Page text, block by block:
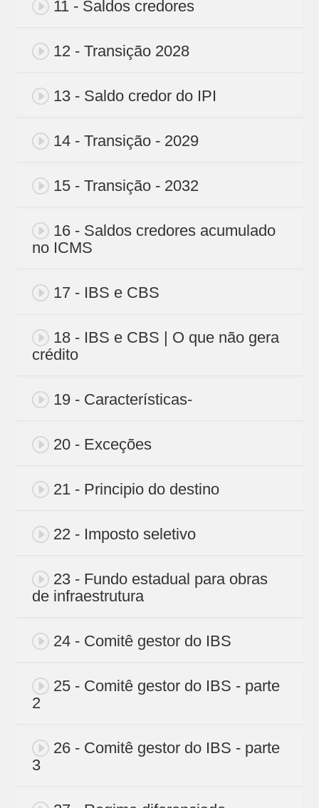
11 - Saldos credores
12 - Transição 2028
13 - Saldo credor do IPI
14 - Transição - 2029
15 - Transição - 2032
16 - Saldos credores acumulado
no ICMS
17 - IBS e CBS
18 - IBS e CBS | O que não gera
crédito
19 - Características-
20 - Exceções
21 - Principio do destino
22 - Imposto seletivo
23 - Fundo estadual para obras
de infraestrutura
24 - Comitê gestor do IBS
25 - Comitê gestor do IBS - parte
2
26 - Comitê gestor do IBS - parte
3